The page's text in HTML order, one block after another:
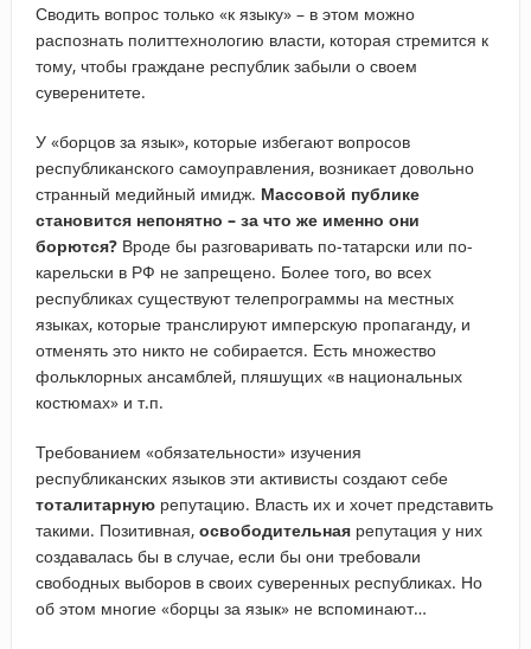
Сводить вопрос только «к языку» – в этом можно
распознать политтехнологию власти, которая стремится к
тому, чтобы граждане республик забыли о своем
суверенитете.
У «борцов за язык», которые избегают вопросов
республиканского самоуправления, возникает довольно
странный медийный имидж. Массовой публике
становится непонятно – за что же именно они
борются?Вроде бы разговаривать по-татарски или по-
карельски в РФ не запрещено. Более того, во всех
республиках существуют телепрограммы на местных
языках, которые транслируют имперскую пропаганду, и
отменять это никто не собирается. Есть множество
фольклорных ансамблей, пляшущих «в национальных
костюмах» и т.п.
Требованием «обязательности» изучения
республиканских языков эти активисты создают себе
тоталитарнуюрепутацию. Власть их и хочет представить
такими. Позитивная, освободительнаярепутация у них
создавалась бы в случае, если бы они требовали
свободных выборов в своих суверенных республиках. Но
об этом многие «борцы за язык» не вспоминают…